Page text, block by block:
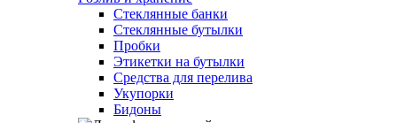
Стеклянные банки
Стеклянные бутылки
Пробки
Этикетки на бутылки
Средства для перелива
Укупорки
Бидоны